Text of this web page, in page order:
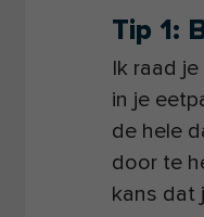
Tip 1:
Ik raad
in je
de hele
door te
kans dat